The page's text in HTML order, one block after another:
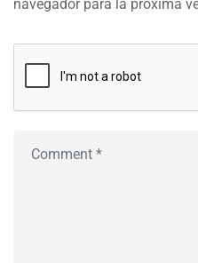
navegador para la próxima